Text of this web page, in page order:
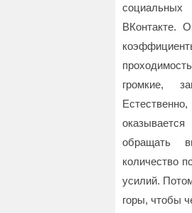
ВКонтакте.
громкие,
обращать
количество
усилий.
горы, чтобы